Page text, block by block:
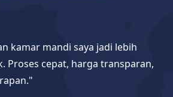
kamar mandi saya jadi lebih
Proses cepat, harga transparan,